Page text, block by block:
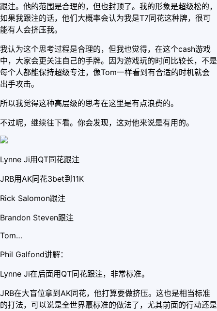
跟注。他的范围是合理的，但也封顶了。我的形象是超级松的，
如果我跟注的话，他们大概率会认为我是T7同花这种牌，很可
能有人会挤压我。
我认为这个思考过程是合理的，但我也觉得，在这个cash游戏
中，大家会更关注自己的手牌。因为游戏玩的时间比较长，不是
每个人都能保持超级专注，像Tom一样看到有合适的时机就会
出手攻击。
所以我觉得这种高层级的思考在这里是有点浪费的。
不过呢，继续往下看。你会发现，这对他来说是有用的。
Lynne Ji用QT同花跟注
JRB用AK同花3bet到11K
Rick Salomon跟注
Brandon Steven跟注
Tom…
Phil Galfond讲解：
Lynne Ji在后面用QT同花跟注，非常标准。
JRB在大盲位拿到AK同花，他打算要做挤压。这也是相当标准
的打法，可以说是全世界蕞标准的做法了，尤其前面的行动还是